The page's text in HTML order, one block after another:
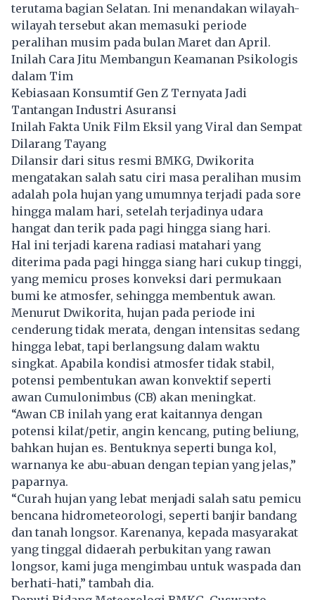
terutama bagian Selatan. Ini menandakan wilayah-
wilayah tersebut akan memasuki periode
peralihan musim pada bulan Maret dan April.
Inilah Cara Jitu Membangun Keamanan Psikologis
dalam Tim
Kebiasaan Konsumtif Gen Z Ternyata Jadi
Tantangan Industri Asuransi
Inilah Fakta Unik Film Eksil yang Viral dan Sempat
Dilarang Tayang
Dilansir dari situs resmi BMKG, Dwikorita
mengatakan salah satu ciri masa peralihan musim
adalah pola hujan yang umumnya terjadi pada sore
hingga malam hari, setelah terjadinya udara
hangat dan terik pada pagi hingga siang hari.
Hal ini terjadi karena radiasi matahari yang
diterima pada pagi hingga siang hari cukup tinggi,
yang memicu proses konveksi dari permukaan
bumi ke atmosfer, sehingga membentuk awan.
Menurut Dwikorita, hujan pada periode ini
cenderung tidak merata, dengan intensitas sedang
hingga lebat, tapi berlangsung dalam waktu
singkat. Apabila kondisi atmosfer tidak stabil,
potensi pembentukan awan konvektif seperti
awan Cumulonimbus (CB) akan meningkat.
“Awan CB inilah yang erat kaitannya dengan
potensi kilat/petir, angin kencang, puting beliung,
bahkan hujan es. Bentuknya seperti bunga kol,
warnanya ke abu-abuan dengan tepian yang jelas,”
paparnya.
“Curah hujan yang lebat menjadi salah satu pemicu
bencana hidrometeorologi, seperti banjir bandang
dan tanah longsor. Karenanya, kepada masyarakat
yang tinggal didaerah perbukitan yang rawan
longsor, kami juga mengimbau untuk waspada dan
berhati-hati,” tambah dia.